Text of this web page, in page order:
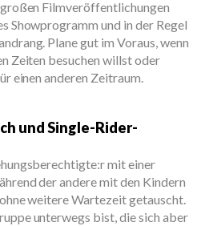
Filmveröffentlichungen
Showprogramm und in der Regel
Plane gut im Voraus, wenn
Zeiten besuchen willst oder
einen anderen Zeitraum.
und Single-Rider-
mit einer
der andere mit den Kindern
weitere Wartezeit getauscht.
unterwegs bist, die sich aber